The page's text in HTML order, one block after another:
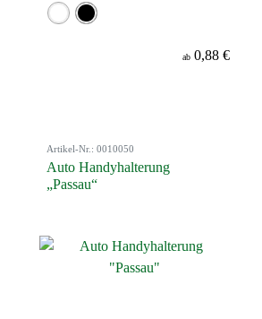
ab 0,88 €
Artikel-Nr.: 0010050
Auto Handyhalterung
„Passau“